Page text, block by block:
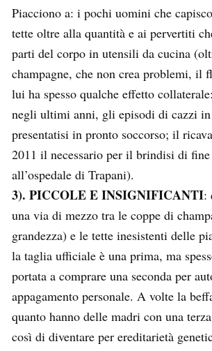
Piacciono a: i pochi uomini che
tette oltre alla quantità e ai pervertiti
parti del corpo in utensili da cucina
champagne, che non crea problemi, il
lui ha spesso qualche effetto
negli ultimi anni, gli episodi di cazzi in
presentatisi in pronto soccorso; il
2011 il necessario per il brindisi di fine
all’ospedale di Trapani).
3). PICCOLE E INSIGNIFICANTI:
una via di mezzo tra le coppe di
grandezza) e le tette inesistenti delle
la taglia ufficiale è una prima, ma
portata a comprare una seconda per
appagamento personale. A volte la
quanto hanno delle madri con una
così di diventare per ereditarietà